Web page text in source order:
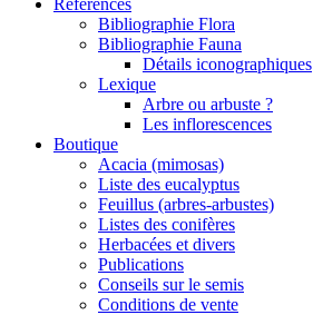
Références
Bibliographie Flora
Bibliographie Fauna
Détails iconographiques
Lexique
Arbre ou arbuste ?
Les inflorescences
Boutique
Acacia (mimosas)
Liste des eucalyptus
Feuillus (arbres-arbustes)
Listes des conifères
Herbacées et divers
Publications
Conseils sur le semis
Conditions de vente